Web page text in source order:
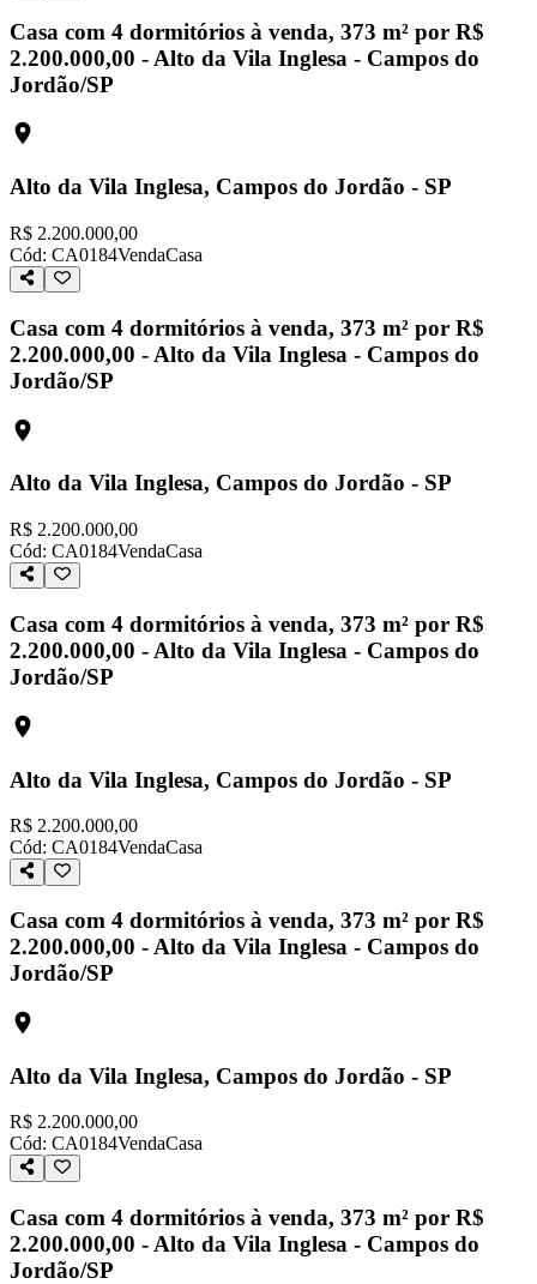
Casa com 4 dormitórios à venda, 373 m² por R$
2.200.000,00 - Alto da Vila Inglesa - Campos do
Jordão/SP
Alto da Vila Inglesa, Campos do Jordão - SP
R$ 2.200.000,00
Cód: CA0184VendaCasa
Casa com 4 dormitórios à venda, 373 m² por R$
2.200.000,00 - Alto da Vila Inglesa - Campos do
Jordão/SP
Alto da Vila Inglesa, Campos do Jordão - SP
R$ 2.200.000,00
Cód: CA0184VendaCasa
Casa com 4 dormitórios à venda, 373 m² por R$
2.200.000,00 - Alto da Vila Inglesa - Campos do
Jordão/SP
Alto da Vila Inglesa, Campos do Jordão - SP
R$ 2.200.000,00
Cód: CA0184VendaCasa
Casa com 4 dormitórios à venda, 373 m² por R$
2.200.000,00 - Alto da Vila Inglesa - Campos do
Jordão/SP
Alto da Vila Inglesa, Campos do Jordão - SP
R$ 2.200.000,00
Cód: CA0184VendaCasa
Casa com 4 dormitórios à venda, 373 m² por R$
2.200.000,00 - Alto da Vila Inglesa - Campos do
Jordão/SP